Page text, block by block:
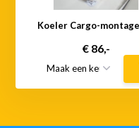
Koeler Cargo-
€ 86,-